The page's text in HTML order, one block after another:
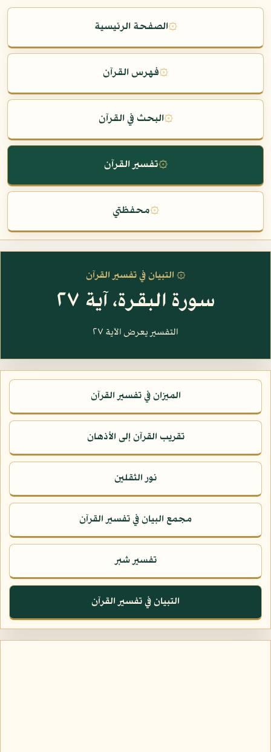
۞الصفحة الرئيسية
۞فهرس القرآن
۞البحث في القرآن
۞تفسير القرآن
۞محفظتي
۞ التبيان في تفسير القرآن
سورة البقرة، آية ٢٧
التفسير يعرض الآية ٢٧
الميزان في تفسير القرآن
تقريب القرآن إلى الأذهان
نور الثقلين
مجمع البيان في تفسير القرآن
تفسير شبر
التبيان في تفسير القرآن